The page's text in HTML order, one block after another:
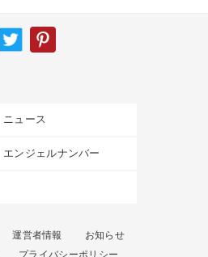
ニュース
エンジェルナンバー
運営者情報
お知らせ